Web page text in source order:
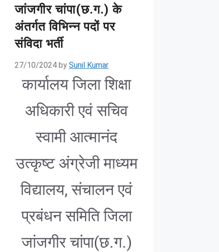
जांजगीर चांपा(छ.ग.) के
अंतर्गत विभिन्न पदों पर
संविदा भर्ती
27/10/2024 by Sunil Kumar
कार्यालय जिला शिक्षा
अधिकारी एवं सचिव
स्वामी आत्मानंद
उत्कृष्ट अंग्रेजी माध्यम
विद्यालय, संचालन एवं
प्रबंधन समिति जिला
जांजगीर चांपा(छ.ग.)